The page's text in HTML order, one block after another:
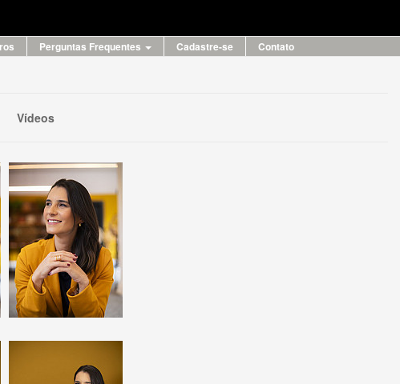
Perguntas Frequentes Cadastre-se Contato
Vídeos